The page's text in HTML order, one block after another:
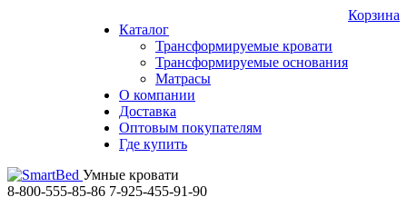
Каталог
Трансформируемые кровати
Трансформируемые основания
Матрасы
О компании
Доставка
Оптовым покупателям
Где купить
Корзина
Умные кровати
8-800-555-85-86 7-925-455-91-90